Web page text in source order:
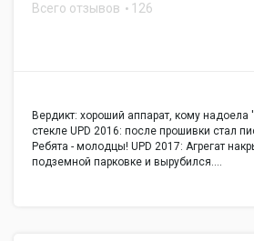
Всего отзывов 126
Вердикт: хороший аппарат, кому надоела
стекле UPD 2016: после прошивки стал
Ребята - молодцы! UPD 2017: Агрегат
подземной парковке и вырубился.…